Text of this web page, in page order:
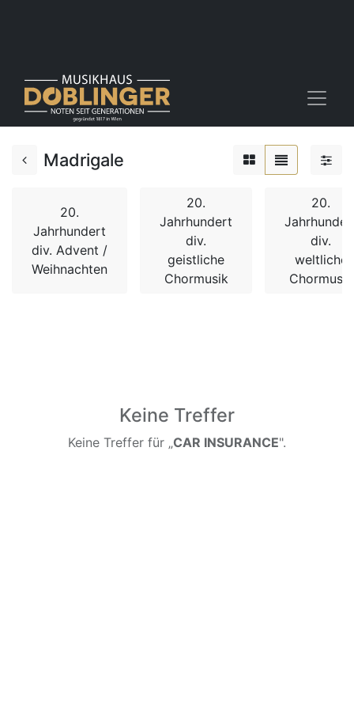
Madrigale
20.
Jahrhundert
div. Advent /
Weihnachten
20.
Jahrhundert
div.
geistliche
Chormusik
20.
div.
weltliche
Chormusik
Keine Treffer
Keine Treffer für „CAR INSURANCE".